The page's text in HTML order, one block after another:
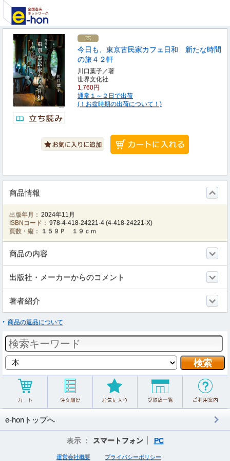
今日も、東京古民家カフェ日和 新たな時間
の旅４２軒
川口葉子／著
世界文化社
1,760円
通常１～２日で出荷
(！お盆時期の出荷について！)
商品情報
出版年月： 2024年11月
ISBNコード： 978-4-418-24221-4 (4-418-24221-X)
頁数・縦：
１５９Ｐ １９ｃｍ
商品の内容
出版社・メーカーからのコメント
著者紹介
商品の返品について
e-honトップへ
表示 ： スマートフォン PC
運営会社概要 プライバシーポリシー